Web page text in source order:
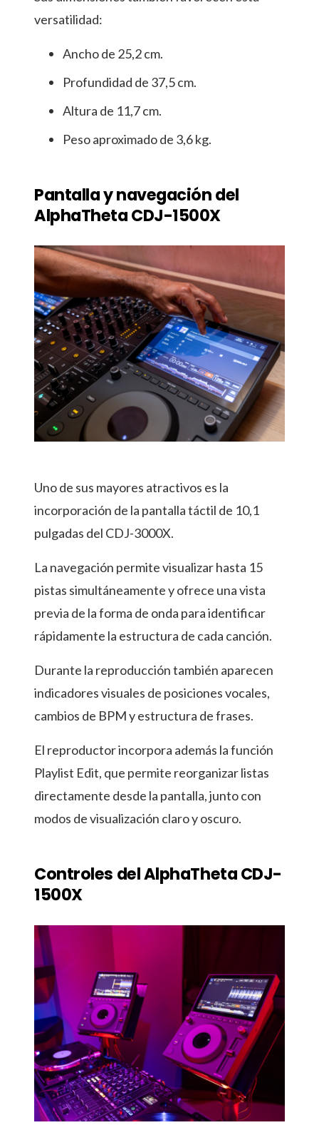
versatilidad:
Ancho de 25,2 cm.
Profundidad de 37,5 cm.
Altura de 11,7 cm.
Peso aproximado de 3,6 kg.
Pantalla y navegación del
AlphaTheta CDJ-1500X
Uno de sus mayores atractivos es la
incorporación de la pantalla táctil de 10,1
pulgadas del CDJ-3000X.
La navegación permite visualizar hasta 15
pistas simultáneamente y ofrece una vista
previa de la forma de onda para identificar
rápidamente la estructura de cada canción.
Durante la reproducción también aparecen
indicadores visuales de posiciones vocales,
cambios de BPM y estructura de frases.
El reproductor incorpora además la función
Playlist Edit, que permite reorganizar listas
directamente desde la pantalla, junto con
modos de visualización claro y oscuro.
Controles del AlphaTheta CDJ-
1500X